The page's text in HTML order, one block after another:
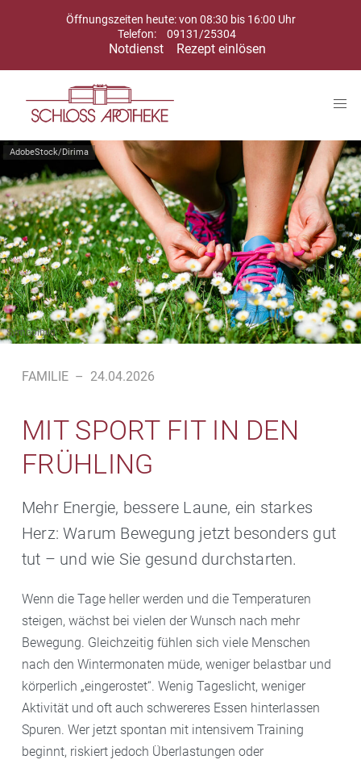
Öffnungszeiten heute: von 08:30 bis 16:00 Uhr
Telefon:
09131/25304
Notdienst Rezept einlösen
AdobeStock/Dirima
Symbolbild
FAMILIE – 24.04.2026
MIT SPORT FIT IN DEN
FRÜHLING
Mehr Energie, bessere Laune, ein starkes
Herz: Warum Bewegung jetzt besonders gut
tut – und wie Sie gesund durchstarten.
Wenn die Tage heller werden und die Temperaturen
steigen, wächst bei vielen der Wunsch nach mehr
Bewegung. Gleichzeitig fühlen sich viele Menschen
nach den Wintermonaten müde, weniger belastbar und
körperlich „eingerostet“. Wenig Tageslicht, weniger
Aktivität und oft auch schwereres Essen hinterlassen
Spuren. Wer jetzt spontan mit intensivem Training
beginnt, riskiert jedoch Überlastungen oder